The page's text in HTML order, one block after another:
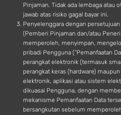
Pinjaman. Tidak ada lembaga atau
jawab atas risiko gagal bayar ini.
Penyelenggara dengan
(Pemberi Pinjaman dan/atau
memperoleh, menyimpan,
pribadi Pengguna (“Pemanfaatan
perangkat elektronik (termasuk
perangkat keras (hardware)
elektronik, aplikasi atau sistem
dikuasai Pengguna, dengan
mekanisme Pemanfaatan Data
bersangkutan sebelum